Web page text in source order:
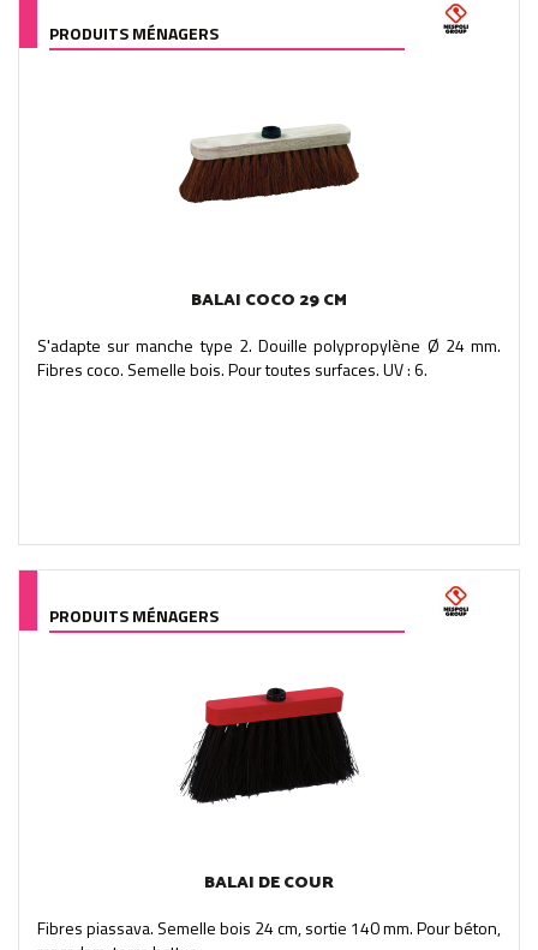
PRODUITS MÉNAGERS
BALAI COCO 29 CM
S'adapte sur manche type 2. Douille polypropylène Ø 24 mm.
Fibres coco. Semelle bois. Pour toutes surfaces. UV : 6.
PRODUITS MÉNAGERS
BALAI DE COUR
Fibres piassava. Semelle bois 24 cm, sortie 140 mm. Pour béton,